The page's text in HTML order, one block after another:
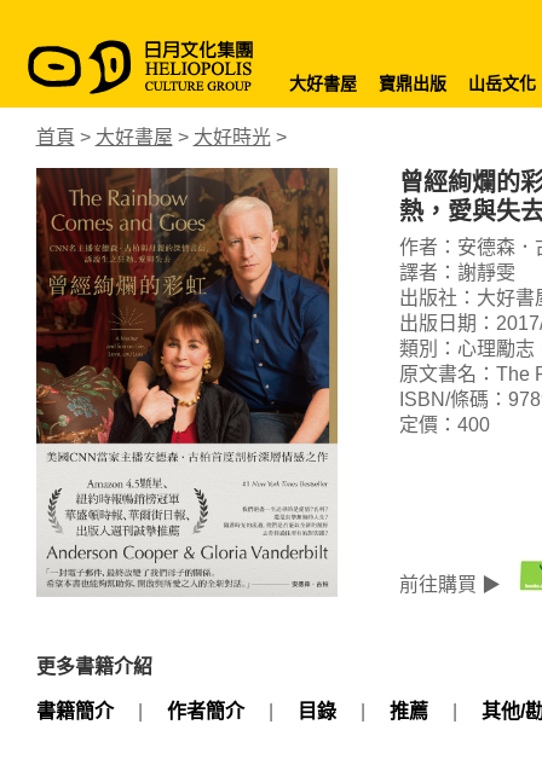
大好書屋 寶鼎出版 山岳文化
首頁 > 大好書屋 > 大好時光>
曾經絢爛的
熱，愛與失
作者：安德森．
譯者：謝靜雯
出版社：大好書
出版日期：
類別：心理勵志
原文書名：The
ISBN/條碼：
定價：400
前往購買 ▶
更多書籍介紹
書籍簡介 作者簡介 目錄 推薦 其他/